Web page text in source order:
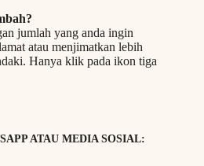
jumlah yang anda ingin
atau menjimatkan lebih
Hanya klik pada ikon tiga
ATAU MEDIA SOSIAL: